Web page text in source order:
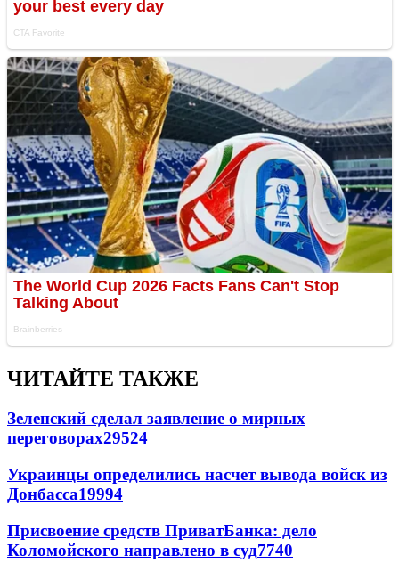
ЧИТАЙТЕ ТАКЖЕ
Зеленский сделал заявление о мирных
переговорах29524
Украинцы определились насчет вывода войск из
Донбасса19994
Присвоение средств ПриватБанка: дело
Коломойского направлено в суд7740